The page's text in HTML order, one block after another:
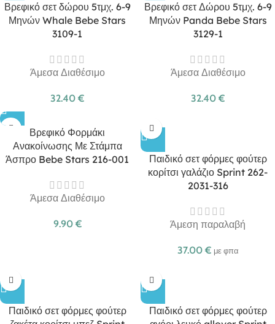
Βρεφικό σετ δώρου 5τμχ. 6-9
Μηνών Whale Bebe Stars
3109-1
Άμεσα Διαθέσιμο
32.40 €
Βρεφικό σετ Δώρου 5τμχ. 6-9
Μηνών Panda Bebe Stars
3129-1
Άμεσα Διαθέσιμο
32.40 €
Βρεφικό Φορμάκι
Ανακοίνωσης Με Στάμπα
Άσπρο Bebe Stars 216-001
Άμεσα Διαθέσιμο
9.90 €
Παιδικό σετ φόρμες φούτερ
κορίτσι γαλάζιο Sprint 262-
2031-316
Άμεση παραλαβή
37.00 € με φπα
Παιδικό σετ φόρμες φούτερ
Παιδικό σετ φόρμες φούτερ